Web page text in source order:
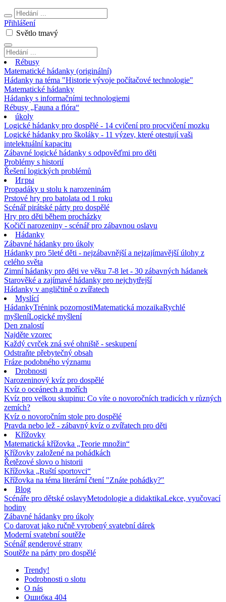
Přihlášení
Světlo tmavý
Rébusy
Matematické hádanky (originální)
Hádanky na téma "Historie vývoje počítačové technologie"
Matematické hádanky
Hádanky s informačními technologiemi
Rébusy „Fauna a flóra“
úkoly
Logické hádanky pro dospělé - 14 cvičení pro procvičení mozku
Logické hádanky pro školáky - 11 výzev, které otestují vaši
intelektuální kapacitu
Zábavné logické hádanky s odpověďmi pro děti
Problémy s historií
Řešení logických problémů
Игры
Propadáky u stolu k narozeninám
Prstové hry pro batolata od 1 roku
Scénář pirátské párty pro dospělé
Hry pro děti během procházky
Kočičí narozeniny - scénář pro zábavnou oslavu
Hádanky
Zábavné hádanky pro úkoly
Hádanky pro 5leté děti - nejzábavnější a nejzajímavější úlohy z
celého světa
Zimní hádanky pro děti ve věku 7-8 let - 30 zábavných hádanek
Starověké a zajímavé hádanky pro nejchytřejší
Hádanky v angličtině o zvířatech
Myslící
HádankyTrénink pozornostiMatematická mozaikaRychlé
myšleníLogické myšlení
Den znalostí
Najděte vzorec
Každý cvrček zná své ohniště - seskupení
Odstraňte přebytečný obsah
Fráze podobného významu
Drobnosti
Narozeninový kvíz pro dospělé
Kvíz o oceánech a mořích
Kvíz pro velkou skupinu: Co víte o novoročních tradicích v různých
zemích?
Kvíz o novoročním stole pro dospělé
Pravda nebo lež - zábavný kvíz o zvířatech pro děti
Křížovky
Matematická křížovka „Teorie množin“
Křížovky založené na pohádkách
Řetězové slovo o historii
Křížovka „Ruští sportovci“
Křížovka na téma literární čtení "Znáte pohádky?"
Blog
Scénáře pro dětské oslavyMetodologie a didaktikaLekce, vyučovací
hodiny
Zábavné hádanky pro úkoly
Co darovat jako ručně vyrobený svatební dárek
Moderní svatební soutěže
Scénář genderové strany
Soutěže na párty pro dospělé
Trendy!
Podrobnosti o slotu
O nás
Ошибка 404